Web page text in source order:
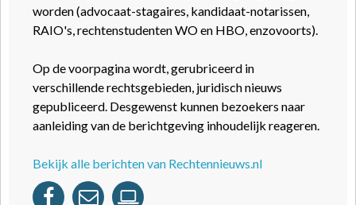
worden (advocaat-stagaires, kandidaat-notarissen,
RAIO's, rechtenstudenten WO en HBO, enzovoorts).
Op de voorpagina wordt, gerubriceerd in
verschillende rechtsgebieden, juridisch nieuws
gepubliceerd. Desgewenst kunnen bezoekers naar
aanleiding van de berichtgeving inhoudelijk reageren.
Bekijk alle berichten van Rechtennieuws.nl